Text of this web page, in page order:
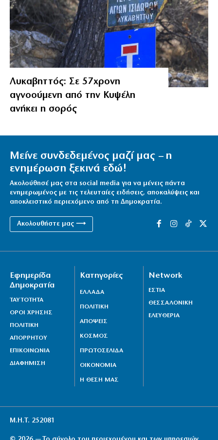
Λυκαβηττός: Σε 57χρονη
αγνοούμενη από την Κυψέλη
ανήκει η σορός
Μείνε συνδεδεμένος μαζί μας – η
ενημέρωση ξεκινά εδώ!
Ακολούθησέ μας στα social media για να μένεις πάντα
ενημερωμένος με τις τελευταίες ειδήσεις, αποκαλύψεις και
αποκλειστικό περιεχόμενο από τη Δημοκρατία.
Ακολουθήστε μας ⟶
Εφημερίδα
Δημοκρατία
ΤΑΥΤΟΤΗΤΑ
ΟΡΟΙ ΧΡΗΣΗΣ
ΠΟΛΙΤΙΚΗ
ΑΠΟΡΡΗΤΟΥ
ΕΠΙΚΟΙΝΩΝΙΑ
ΔΙΑΦΗΜΙΣΗ
Κατηγορίες
ΕΛΛΑΔΑ
ΠΟΛΙΤΙΚΗ
ΑΠΟΨΕΙΣ
ΚΟΣΜΟΣ
ΠΡΩΤΟΣΕΛΙΔΑ
ΟΙΚΟΝΟΜΙΑ
Η ΘΕΣΗ ΜΑΣ
Network
ΕΣΤΙΑ
ΘΕΣΣΑΛΟΝΙΚΗ
ΕΛΕΥΘΕΡΙΑ
Μ.Η.Τ. 252081